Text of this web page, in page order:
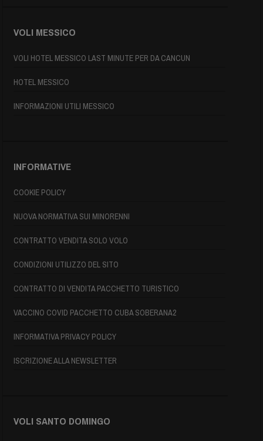
VOLI MESSICO
VOLI HOTEL MESSICO LAST MINUTE PER DA CANCUN
HOTEL MESSICO
INFORMAZIONI UTILI MESSICO
INFORMATIVE
COOKIE POLICY
NUOVA NORMATIVA SUI MINORENNI
CONTRATTO VENDITA SOLO VOLO
CONDIZIONI UTILIZZO DEL SITO
CONTRATTO DI VENDITA PACCHETTO TURISTICO
VACCINO COVID PACCHETTO CUBA SOBERANA2
INFORMATIVA PRIVACY POLICY
ISCRIZIONE ALLA NEWSLETTER
VOLI SANTO DOMINGO